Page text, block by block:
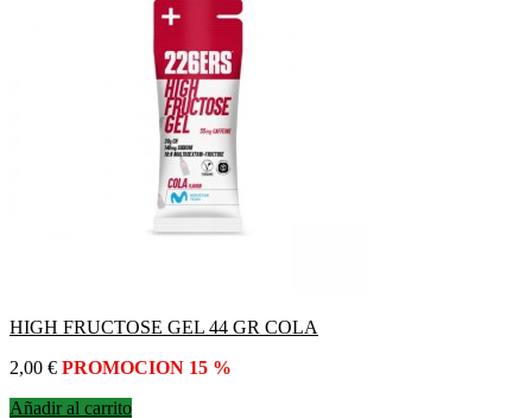
HIGH FRUCTOSE GEL 44 GR COLA
Precio
2,00 € PROMOCION 15 %
Añadir al carrito